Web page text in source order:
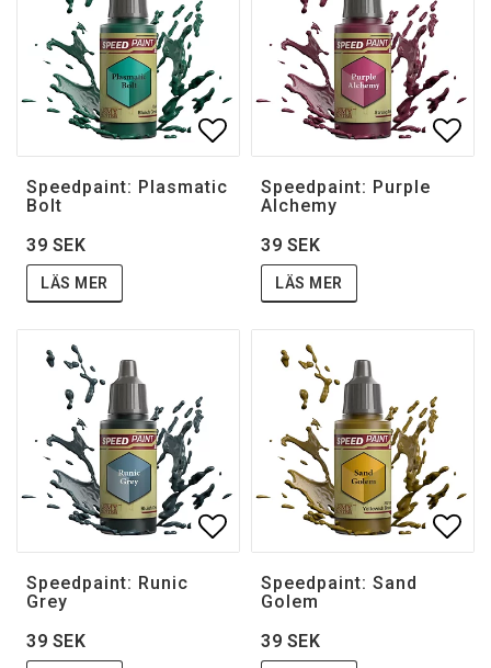
Lägg till i favoritlistan
Speedpaint: Plasmatic
Bolt
39 SEK
LÄS MER
Speedpaint: Purple
Alchemy
39 SEK
LÄS MER
Lägg till i favoritlistan
Speedpaint: Runic
Grey
39 SEK
Speedpaint: Sand
Golem
39 SEK